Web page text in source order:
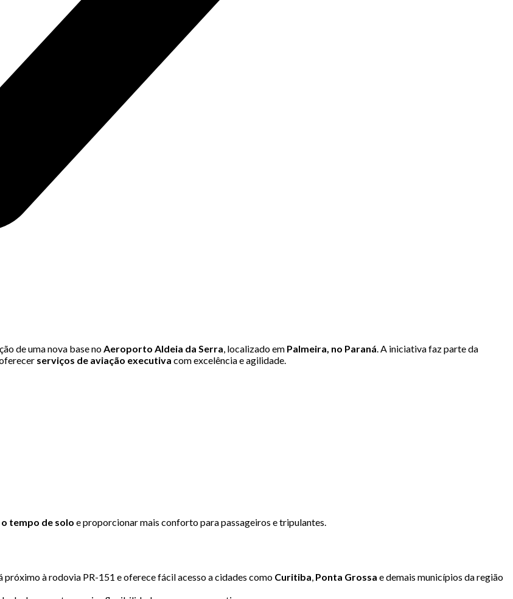
de uma nova base noAeroporto Aldeia da Serra, localizado em Palmeira, no Paraná. A iniciativa faz parte da
serviços de aviação executiva com excelência e agilidade.
tempo de solo e proporcionar mais conforto para passageiros e tripulantes.
próximo à rodovia PR-151 e oferece fácil acesso a cidades como Curitiba, Ponta Grossa e demais municípios da região